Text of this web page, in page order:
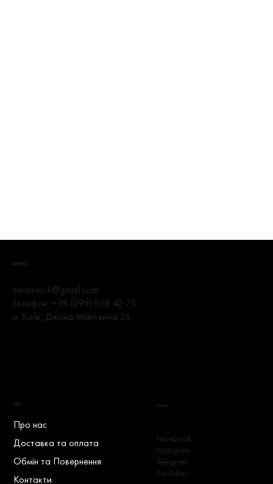
ADDRESS.
zeonstock@gmail.com
Телефон: +38 (095) 058 42 75
м. Київ, Джона Маккейна 26
INFO.
Про нас
Доставка та оплата
Обмін та Повернення
Контакти
SOCIAL.
Facebook
Instagram
Telegram
YouTube